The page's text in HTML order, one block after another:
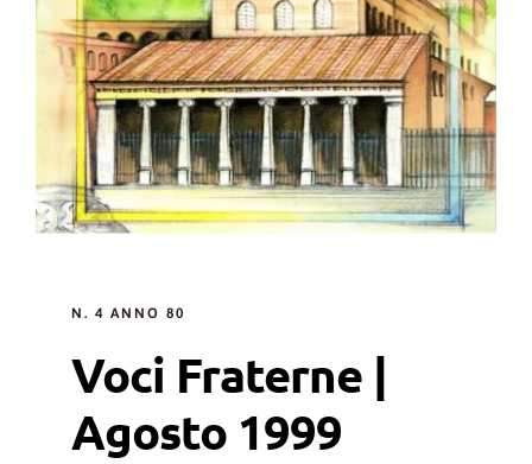
N. 4 ANNO 80
Voci Fraterne |
Agosto 1999